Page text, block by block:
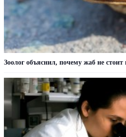
Зоолог объяснил, почему жаб не стоит